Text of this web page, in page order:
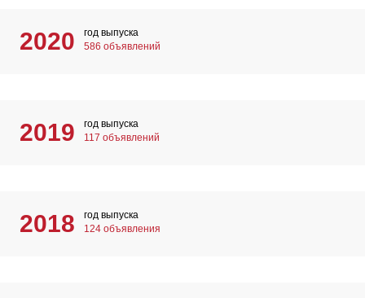
2020
год выпуска
586 объявлений
2019
год выпуска
117 объявлений
2018
год выпуска
124 объявления